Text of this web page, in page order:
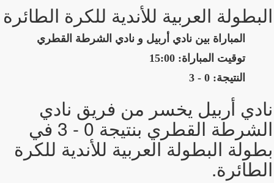
البطولة العربية للأندية للكرة الطائرة
المباراة بين نادي أربيل و نادي الشرطة القطري
توقيت المباراة: 15:00
النتيجة: 0 - 3
نادي أربيل يخسر من فريق نادي
الشرطة القطري بنتيجة 0 - 3 في
بطولة البطولة العربية للأندية للكرة
الطائرة.